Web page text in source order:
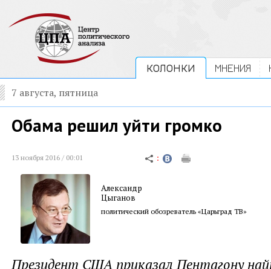
КОЛОНКИ МНЕНИЯ
7 августа, пятница
Обама решил уйти громко
13 ноября 2016 / 00:01
Александр
Цыганов
политический обозреватель «Царьград ТВ»
Президент США приказал Пентагону